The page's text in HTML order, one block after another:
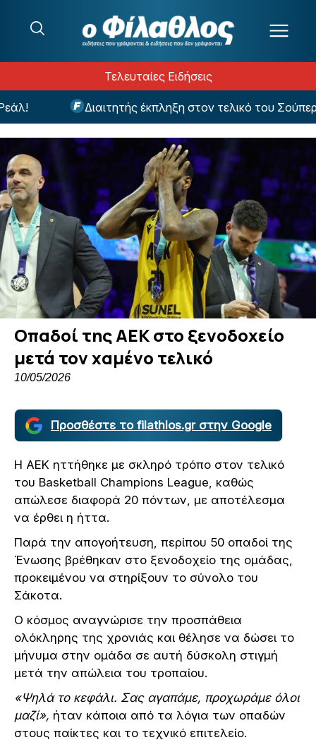
Τελευταίες Ειδήσεις
Διαιτητής έκπληξη στον τελικό του
Οπαδοί της ΑΕΚ στο ξενοδοχείο
μετά τον χαμένο τελικό
10/05/2026
Προσθέστε το filathlos.gr στην Google
Η ΑΕΚ ηττήθηκε με σκληρό τρόπο στον τελικό
του Basketball Champions League, καθώς
απώλεσε διαφορά 20 πόντων, με αποτέλεσμα
να έρθει η ήττα.
Παρά την απογοήτευση, περίπου 50 οπαδοί της
Ένωσης βρέθηκαν στο ξενοδοχείο της ομάδας,
προκειμένου να στηρίξουν το σύνολο του
Σάκοτα.
Ο κόσμος αναγνώρισε την προσπάθεια
ολόκληρης της χρονιάς και θέλησε να δώσει το
μήνυμα στην ομάδα σε αυτή δύσκολη στιγμή
μετά την απώλεια του τροπαίου.
«Ψηλά το κεφάλι. Σας αγαπάμε, προχωράμε όλοι
μαζί», ήταν κάποια από τα λόγια των οπαδών
στους παίκτες και το τεχνικό επιτελείο.